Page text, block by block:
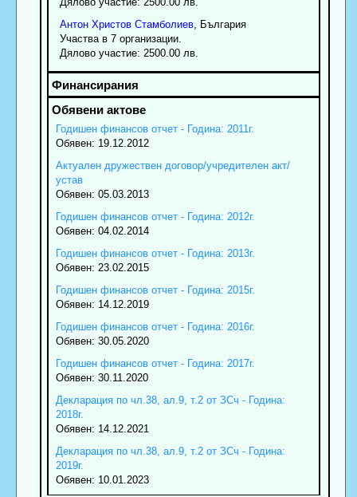
Антон Христов Стамболиев, България
Участва в 7 организации.
Дялово участие: 2500.00 лв.
Годишен финансов отчет - Година: 2011г.
Обявен: 19.12.2012
Актуален дружествен договор/учредителен акт/
устав
Обявен: 05.03.2013
Годишен финансов отчет - Година: 2012г.
Обявен: 04.02.2014
Годишен финансов отчет - Година: 2013г.
Обявен: 23.02.2015
Годишен финансов отчет - Година: 2015г.
Обявен: 14.12.2019
Годишен финансов отчет - Година: 2016г.
Обявен: 30.05.2020
Годишен финансов отчет - Година: 2017г.
Обявен: 30.11.2020
Декларация по чл.38, ал.9, т.2 от ЗСч - Година:
2018г.
Обявен: 14.12.2021
Декларация по чл.38, ал.9, т.2 от ЗСч - Година:
2019г.
Обявен: 10.01.2023